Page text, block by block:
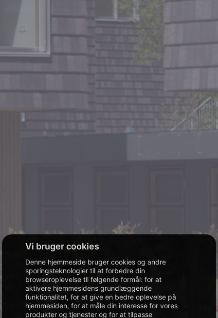
Denne hjemmeside bruger cookies og andre
sporingsteknologier til at forbedre din
browseroplevelse til følgende formål:for at
aktivere hjemmesidens grundlæggende
funktionalitet,for at give en bedre oplevelse på
hjemmesiden,for at måle din interesse for vores
produkter og tjenester og for at tilpasse